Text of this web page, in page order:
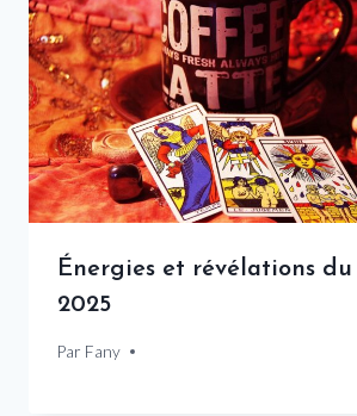
Énergies et révélations du
2025
Par Fany
2 mars 2025